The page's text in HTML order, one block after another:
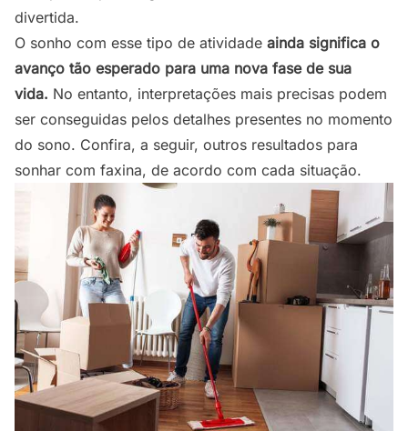
divertida.
O sonho com esse tipo de atividade ainda significa o
avanço tão esperado para uma nova fase de sua
vida. No entanto, interpretações mais precisas podem
ser conseguidas pelos detalhes presentes no momento
do sono. Confira, a seguir, outros resultados para
sonhar com faxina, de acordo com cada situação.